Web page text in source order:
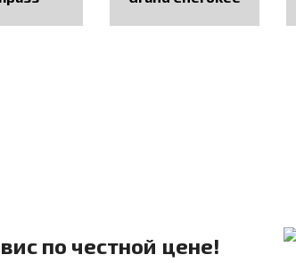
по честной цене!